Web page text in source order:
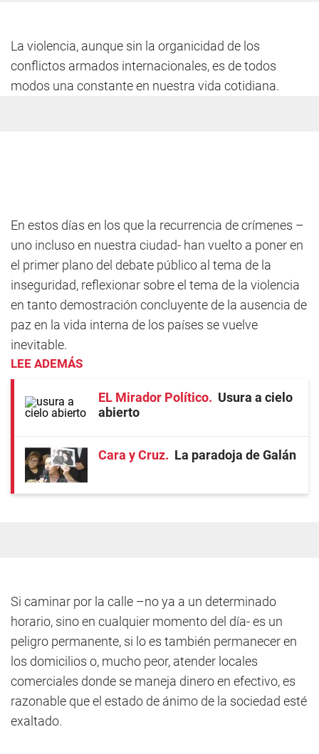
La violencia, aunque sin la organicidad de los
conflictos armados internacionales, es de todos
modos una constante en nuestra vida cotidiana.
En estos días en los que la recurrencia de crímenes –
uno incluso en nuestra ciudad- han vuelto a poner en
el primer plano del debate público al tema de la
inseguridad, reflexionar sobre el tema de la violencia
en tanto demostración concluyente de la ausencia de
paz en la vida interna de los países se vuelve
inevitable.
LEE ADEMÁS
EL Mirador Político
Usura a cielo
abierto
Cara y Cruz La paradoja de Galán
Si caminar por la calle –no ya a un determinado
horario, sino en cualquier momento del día- es un
peligro permanente, si lo es también permanecer en
los domicilios o, mucho peor, atender locales
comerciales donde se maneja dinero en efectivo, es
razonable que el estado de ánimo de la sociedad esté
exaltado.